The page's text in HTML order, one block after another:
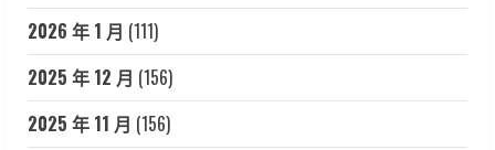
2026 年 1 月 (111)
2025 年 12 月 (156)
2025 年 11 月 (156)